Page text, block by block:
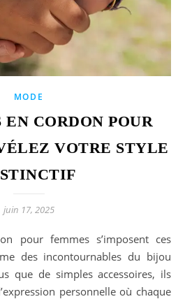
MODE
CORDON POUR
VOTRE STYLE
juin 17, 2025
des incontournables du bijou
que de simples accessoires, ils
personnelle où chaque